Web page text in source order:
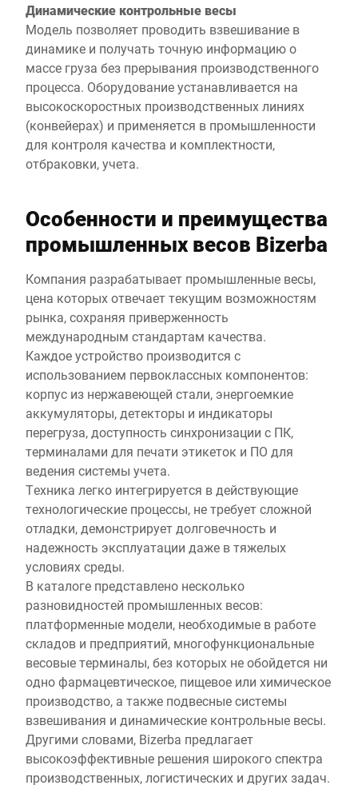
Динамические контрольные весы
Модель позволяет проводить взвешивание в
динамике и получать точную информацию о
массе груза без прерывания производственного
процесса. Оборудование устанавливается на
высокоскоростных производственных линиях
(конвейерах) и применяется в промышленности
для контроля качества и комплектности,
отбраковки, учета.
Особенности и преимущества
промышленных весов Bizerba
Компания разрабатывает промышленные весы,
цена которых отвечает текущим возможностям
рынка, сохраняя приверженность
международным стандартам качества.
Каждое устройство производится с
использованием первоклассных компонентов:
корпус из нержавеющей стали, энергоемкие
аккумуляторы, детекторы и индикаторы
перегруза, доступность синхронизации с ПК,
терминалами для печати этикеток и ПО для
ведения системы учета.
Техника легко интегрируется в действующие
технологические процессы, не требует сложной
отладки, демонстрирует долговечность и
надежность эксплуатации даже в тяжелых
условиях среды.
В каталоге представлено несколько
разновидностей промышленных весов:
платформенные модели, необходимые в работе
складов и предприятий, многофункциональные
весовые терминалы, без которых не обойдется ни
одно фармацевтическое, пищевое или химическое
производство, а также подвесные системы
взвешивания и динамические контрольные весы.
Другими словами, Bizerba предлагает
высокоэффективные решения широкого спектра
производственных, логистических и других задач.